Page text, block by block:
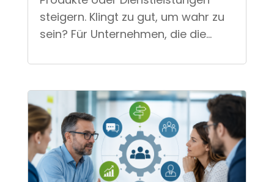
steigern. Klingt zu gut, um wahr zu
sein? Für Unternehmen, die die...